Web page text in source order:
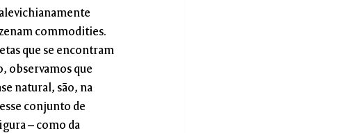
commodities.
que se encontram
observamos que
natural, são, na
conjunto de
– como da